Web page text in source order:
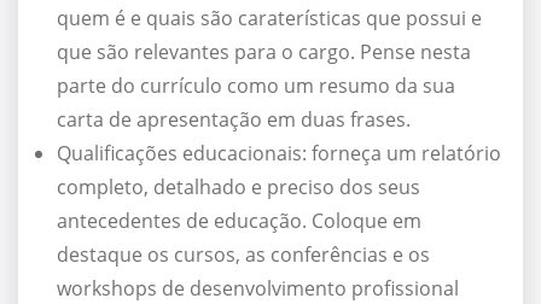
quem é e quais são caraterísticas que possui e
que são relevantes para o cargo. Pense nesta
parte do currículo como um resumo da sua
carta de apresentação em duas frases.
Qualificações educacionais: forneça um relatório
completo, detalhado e preciso dos seus
antecedentes de educação. Coloque em
destaque os cursos, as conferências e os
workshops de desenvolvimento profissional